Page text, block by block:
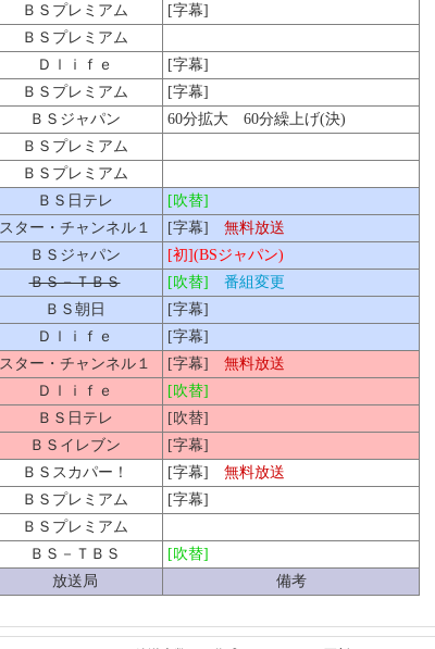
放送局 備考
ＢＳプレミアム
[字幕]
ＢＳプレミアム
Ｄｌｉｆｅ
[字幕]
ＢＳプレミアム
[字幕]
ＢＳジャパン
60分拡大 60分繰上げ(決)
ＢＳプレミアム
ＢＳプレミアム
ＢＳ日テレ
[吹替]
スター・チャンネル１ [字幕] 無料放送
ＢＳジャパン
[初](BSジャパン)
ＢＳ－ＴＢＳ [吹替]
番組変更
ＢＳ朝日
[字幕]
Ｄｌｉｆｅ
[字幕]
スター・チャンネル１ [字幕] 無料放送
Ｄｌｉｆｅ
[吹替]
ＢＳ日テレ
[吹替]
ＢＳイレブン
[字幕]
ＢＳスカパー！ [字幕] 無料放送
ＢＳプレミアム
[字幕]
ＢＳプレミアム
ＢＳ－ＴＢＳ [吹替]